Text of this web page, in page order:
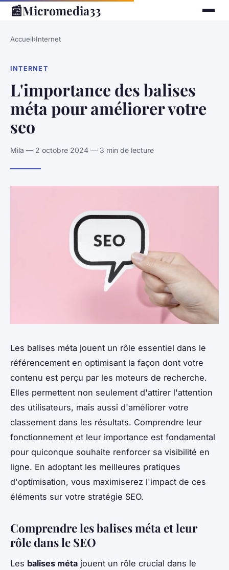
📰Micromedia33
Accueil›Internet
INTERNET
L'importance des balises
méta pour améliorer votre
seo
Mila — 2 octobre 2024 — 3 min de lecture
Les balises méta jouent un rôle essentiel dans le
référencement en optimisant la façon dont votre
contenu est perçu par les moteurs de recherche.
Elles permettent non seulement d'attirer l'attention
des utilisateurs, mais aussi d'améliorer votre
classement dans les résultats. Comprendre leur
fonctionnement et leur importance est fondamental
pour quiconque souhaite renforcer sa visibilité en
ligne. En adoptant les meilleures pratiques
d'optimisation, vous maximiserez l'impact de ces
éléments sur votre stratégie SEO.
Comprendre les balises méta et leur
rôle dans le SEO
Les balises méta jouent un rôle crucial dans le